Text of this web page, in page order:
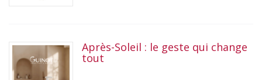
Après-Soleil : le geste qui change
tout